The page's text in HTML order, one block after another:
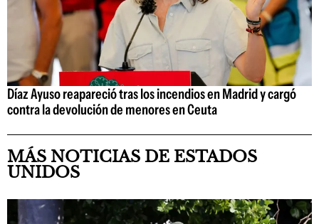
Díaz Ayuso reapareció tras los incendios en Madrid y cargó
contra la devolución de menores en Ceuta
MÁS NOTICIAS DE ESTADOS
UNIDOS